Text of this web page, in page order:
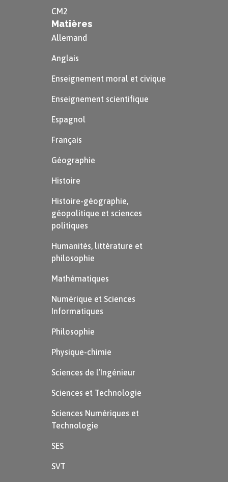
publiquement. On a l’impression d’une population
qui accepte volontiers les évènements.
réactions sont peu efficaces : les États-Unis
refusent une grande partie des demandes d’asile
de juifs, tout comme la Grande-Bretagne, qui
lors ce régime sympathique.
CM2
Matières
Allemand
Anglais
Enseignement moral et civique
Enseignement scientifique
Espagnol
Français
Géographie
Histoire
Histoire-géographie,
géopolitique et sciences
politiques
Humanités, littérature et
philosophie
Mathématiques
Numérique et Sciences
Informatiques
Philosophie
Physique-chimie
Sciences de l’Ingénieur
Sciences et Technologie
Sciences Numériques et
Technologie
SES
SVT